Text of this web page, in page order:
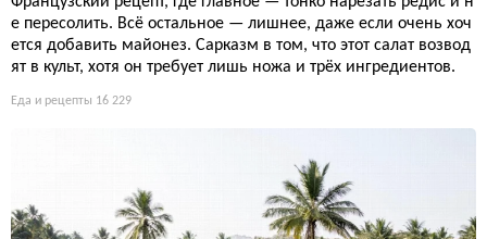
е пересолить. Всё остальное — лишнее, даже если очень хоч
ется добавить майонез. Сарказм в том, что этот салат возвод
ят в культ, хотя он требует лишь ножа и трёх ингредиентов.
Еда и рецепты 16 229